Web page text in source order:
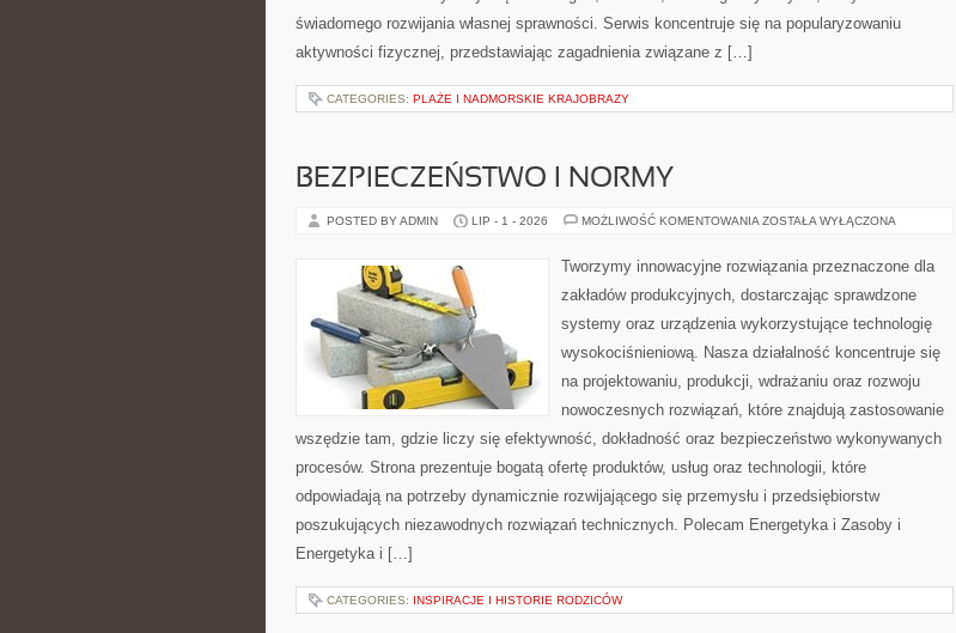
świadomego rozwijania własnej sprawności. Serwis koncentruje się na popularyzowaniu
aktywności fizycznej, przedstawiając zagadnienia związane z […]
CATEGORIES: PLAŻE I NADMORSKIE KRAJOBRAZY
BEZPIECZEŃSTWO I NORMY
POSTED BY ADMIN LIP - 1 - 2026 MOŻLIWOŚĆ KOMENTOWANIA BEZPIECZEŃSTWO
ZOSTAŁA WYŁĄCZONA
Tworzymy innowacyjne rozwiązania przeznaczone dla
zakładów produkcyjnych, dostarczając sprawdzone
systemy oraz urządzenia wykorzystujące technologię
wysokociśnieniową. Nasza działalność koncentruje się
na projektowaniu, produkcji, wdrażaniu oraz rozwoju
nowoczesnych rozwiązań, które znajdują zastosowanie
wszędzie tam, gdzie liczy się efektywność, dokładność oraz bezpieczeństwo wykonywanych
procesów. Strona prezentuje bogatą ofertę produktów, usług oraz technologii, które
odpowiadają na potrzeby dynamicznie rozwijającego się przemysłu i przedsiębiorstw
poszukujących niezawodnych rozwiązań technicznych. Polecam Energetyka i Zasoby i
Energetyka i […]
CATEGORIES: INSPIRACJE I HISTORIE RODZICÓW